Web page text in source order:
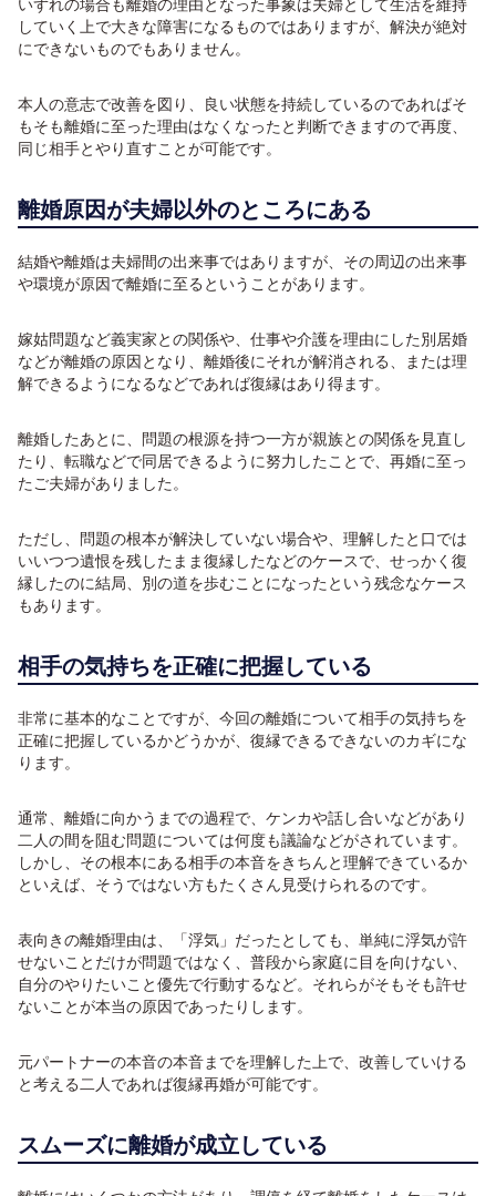
いずれの場合も離婚の理由となった事象は夫婦として生活を維持
していく上で大きな障害になるものではありますが、解決が絶対
にできないものでもありません。
本人の意志で改善を図り、良い状態を持続しているのであればそ
もそも離婚に至った理由はなくなったと判断できますので再度、
同じ相手とやり直すことが可能です。
離婚原因が夫婦以外のところにある
結婚や離婚は夫婦間の出来事ではありますが、その周辺の出来事
や環境が原因で離婚に至るということがあります。
嫁姑問題など義実家との関係や、仕事や介護を理由にした別居婚
などが離婚の原因となり、離婚後にそれが解消される、または理
解できるようになるなどであれば復縁はあり得ます。
離婚したあとに、問題の根源を持つ一方が親族との関係を見直し
たり、転職などで同居できるように努力したことで、再婚に至っ
たご夫婦がありました。
ただし、問題の根本が解決していない場合や、理解したと口では
いいつつ遺恨を残したまま復縁したなどのケースで、せっかく復
縁したのに結局、別の道を歩むことになったという残念なケース
もあります。
相手の気持ちを正確に把握している
非常に基本的なことですが、今回の離婚について相手の気持ちを
正確に把握しているかどうかが、復縁できるできないのカギにな
ります。
通常、離婚に向かうまでの過程で、ケンカや話し合いなどがあり
二人の間を阻む問題については何度も議論などがされています。
しかし、その根本にある相手の本音をきちんと理解できているか
といえば、そうではない方もたくさん見受けられるのです。
表向きの離婚理由は、「浮気」だったとしても、単純に浮気が許
せないことだけが問題ではなく、普段から家庭に目を向けない、
自分のやりたいこと優先で行動するなど。それらがそもそも許せ
ないことが本当の原因であったりします。
元パートナーの本音の本音までを理解した上で、改善していける
と考える二人であれば復縁再婚が可能です。
スムーズに離婚が成立している